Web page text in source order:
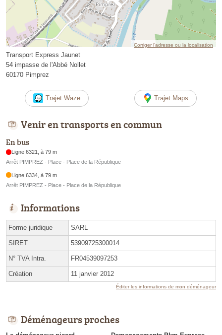
Corriger l’adresse ou la localisation
Transport Express Jaunet
54 impasse de l'Abbé Nollet
60170 Pimprez
Trajet Waze Trajet Maps
Venir en transports en commun
En bus
Ligne 6321, à 79 m
Arrêt PIMPREZ - Place - Place de la République
Ligne 6334, à 79 m
Arrêt PIMPREZ - Place - Place de la République
Informations
Forme juridique SARL
SIRET 53909725300014
N° TVA Intra. FR04539097253
Création 11 janvier 2012
Éditer les informations de mon déménageur
Déménageurs proches